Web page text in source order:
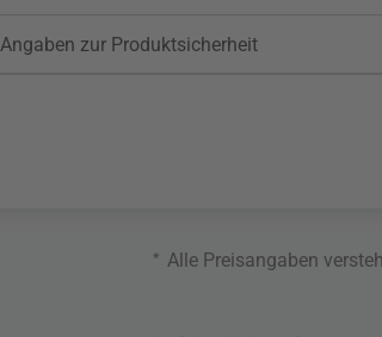
Angaben zur Produktsicherheit
* Alle Preisangaben